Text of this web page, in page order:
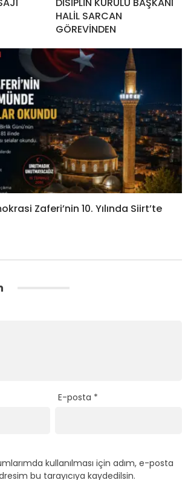
HALİL SARCAN
GÖREVİNDEN
Zaferi’nin 10. Yılında Siirt’te
E-posta *
kullanılması için adım, e-posta
bu tarayıcıya kaydedilsin.